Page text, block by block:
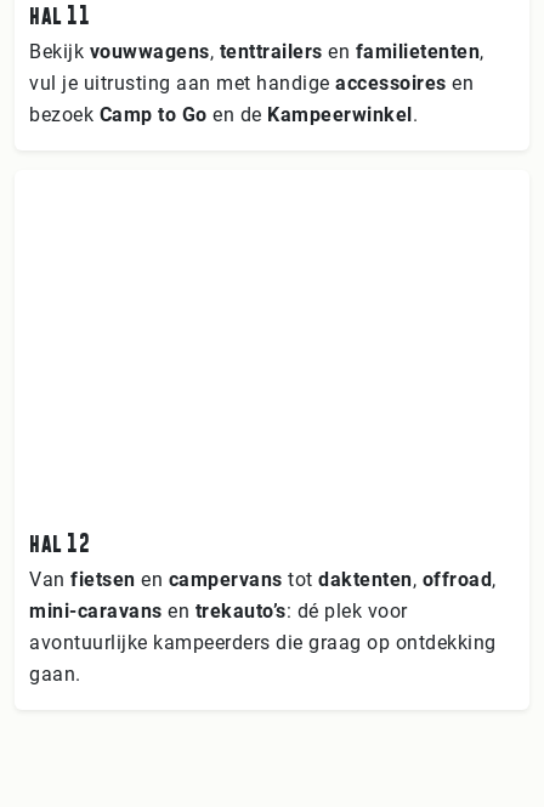
hal 11
Bekijk vouwwagens, tenttrailers en familietenten,
vul je uitrusting aan met handige accessoires en
bezoek Camp to Go en de Kampeerwinkel.
hal 12
Van fietsen en campervans tot daktenten, offroad ,
mini-caravans en trekauto’s: dé plek voor
avontuurlijke kampeerders die graag op ontdekking
gaan.